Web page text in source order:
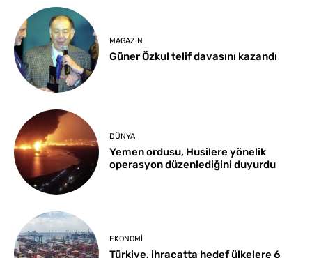
MAGAZIN
Güner Özkul telif davasını kazandı
DÜNYA
Yemen ordusu, Husilere yönelik
operasyon düzenlediğini duyurdu
EKONOMI
Türkiye, ihracatta hedef ülkelere 6